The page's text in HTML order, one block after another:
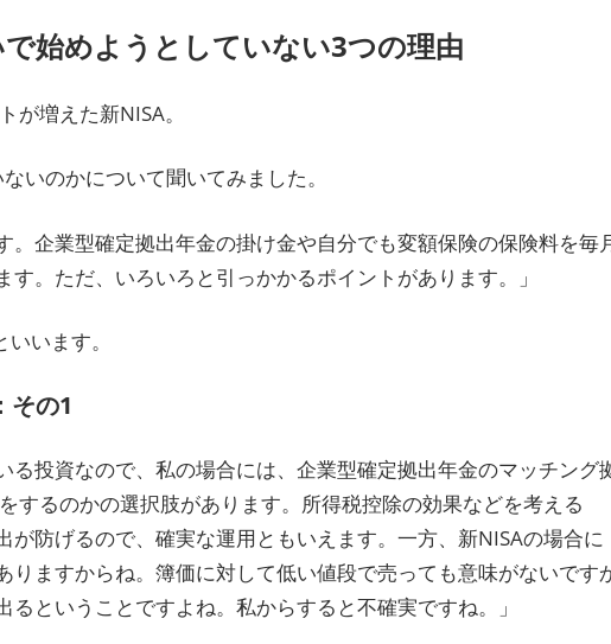
始めようとしていない3つの理由
が増えた新NISA。
いのかについて聞いてみました。
。企業型確定拠出年金の掛け金や自分でも変額保険の保険料を毎
。ただ、いろいろと引っかかるポイントがあります。」
います。
その1
る投資なので、私の場合には、企業型確定拠出年金のマッチング
するのかの選択肢があります。所得税控除の効果などを考える
が防げるので、確実な運用ともいえます。一方、新NISAの場合に
りますからね。簿価に対して低い値段で売っても意味がないです
ということですよね。私からすると不確実ですね。」